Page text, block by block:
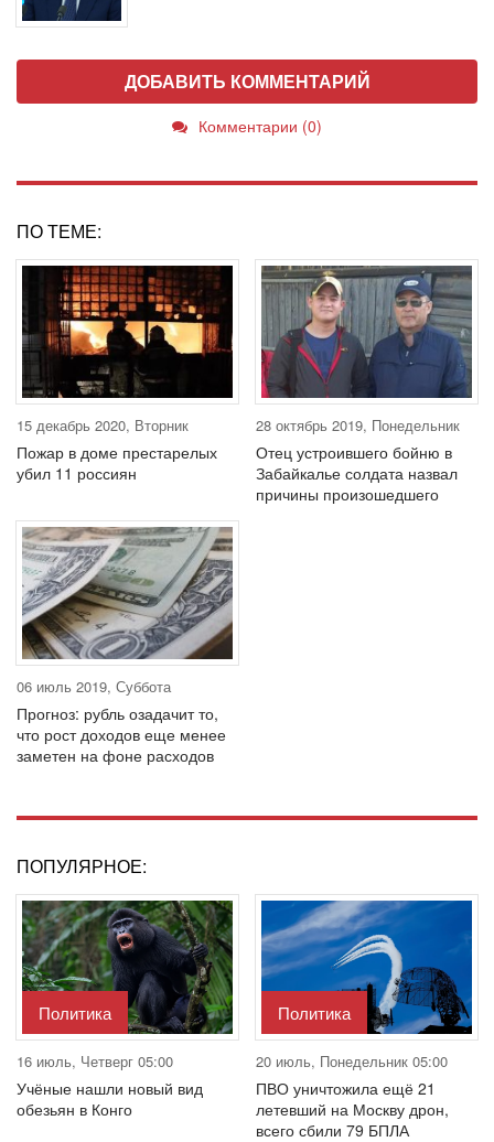
ДОБАВИТЬ КОММЕНТАРИЙ
Комментарии (0)
ПО ТЕМЕ:
15 декабрь 2020, Вторник
Пожар в доме престарелых
убил 11 россиян
28 октябрь 2019, Понедельник
Отец устроившего бойню в
Забайкалье солдата назвал
причины произошедшего
06 июль 2019, Суббота
Прогноз: рубль озадачит то,
что рост доходов еще менее
заметен на фоне расходов
ПОПУЛЯРНОЕ:
Политика
16 июль, Четверг 05:00
Учёные нашли новый вид
обезьян в Конго
Политика
20 июль, Понедельник 05:00
ПВО уничтожила ещё 21
летевший на Москву дрон,
всего сбили 79 БПЛА